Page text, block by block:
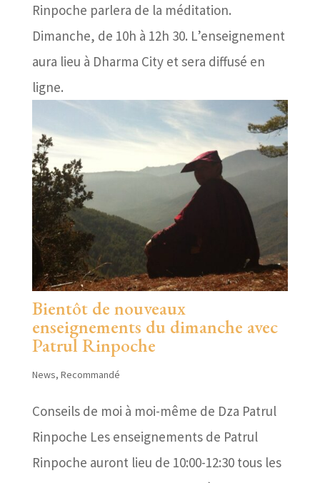
Rinpoche parlera de la méditation.
Dimanche, de 10h à 12h 30. L’enseignement
aura lieu à Dharma City et sera diffusé en
ligne.
Bientôt de nouveaux
enseignements du dimanche avec
Patrul Rinpoche
News, Recommandé
Conseils de moi à moi-même de Dza Patrul
Rinpoche Les enseignements de Patrul
Rinpoche auront lieu de 10:00-12:30 tous les